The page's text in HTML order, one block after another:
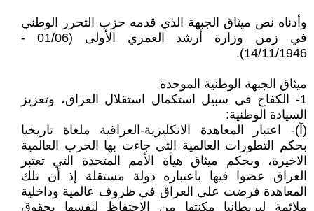
وأدناه نص ميثاق الجبهة الذي قدمه حزب التحرر الوطني
في زمن وزارة أرشد العمري الأولى (01/06 -
14/11/1946).
ميثاق الجبهة الوطنية الموحدة
1- الكفاح في سبيل استكمال استقلال العراق، وتعزيز
السيادة الوطنية:
(آ)- اعتبار المعاهدة الانكليزية-العراقية ملغاة تاريخيا
بحكم التطورات العالمية التي جاءت بها الحرب العالمية
الاخيرة، وبحكم ميثاق هيأة الأمم المتحدة التي تعتبر
العراق عضوا فيها باعتباره دولة مستقلة إذ أن تلك
المعاهدة فرضت على العراق في ظروف عالمية وداخلية
ملائمة لبريطانيا مكنتها من الاحتفاظ لنفسها بحقوق